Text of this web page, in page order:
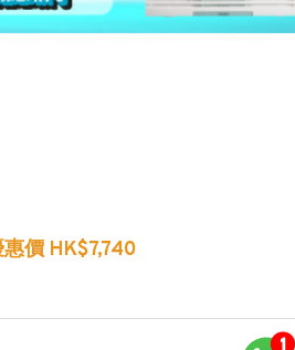
價 HK$7,740